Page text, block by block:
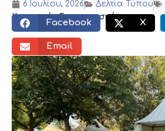
6 Ιουλίου, 2026 Δελτία Τύπου
Κοινωνικός διαμοιρασμός:
Facebook X
Email